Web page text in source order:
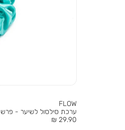
FLOW
ערכת סילסול לשיער - פרש
מחיר
29.90 ₪